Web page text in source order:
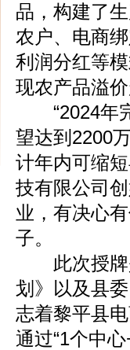
品，构建了
农户、电商
利润分红等
现农产品溢价
“2024年完
望达到2200
计年内可缩
技有限公司
业，有决心
子。
此次授牌是
划》以及县
志着黎平县
通过‌“1个中